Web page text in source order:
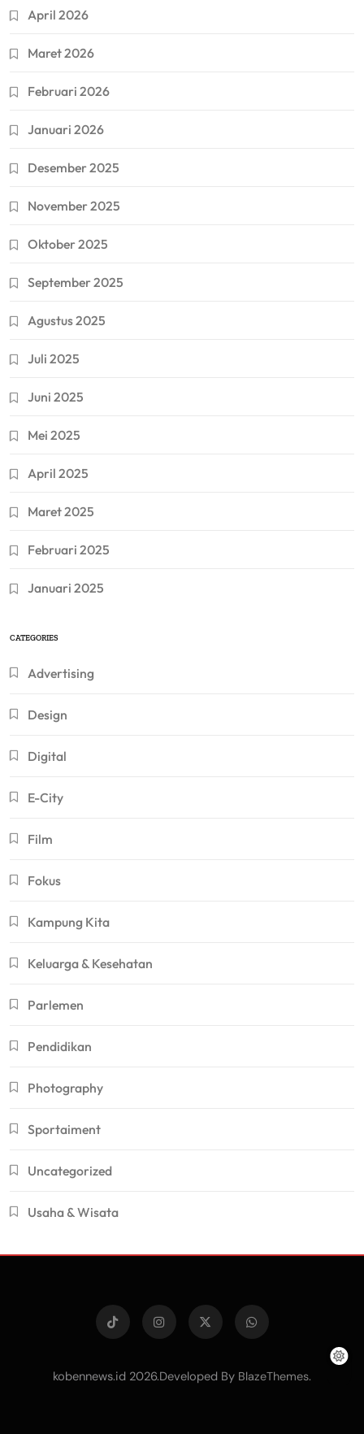
April 2026
Maret 2026
Februari 2026
Januari 2026
Desember 2025
November 2025
Oktober 2025
September 2025
Agustus 2025
Juli 2025
Juni 2025
Mei 2025
April 2025
Maret 2025
Februari 2025
Januari 2025
CATEGORIES
Advertising
Design
Digital
E-City
Film
Fokus
Kampung Kita
Keluarga & Kesehatan
Parlemen
Pendidikan
Photography
Sportaiment
Uncategorized
Usaha & Wisata
kobennews.id 2026.Developed By BlazeThemes.